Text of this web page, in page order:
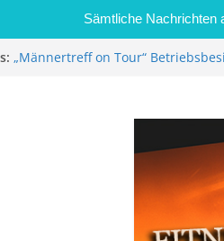
Sämtliche Nachrichten
„Männertreff on Tour“
Stadt Schlüsselfeld bietet
Dieseldiebstahl im Wert von 600